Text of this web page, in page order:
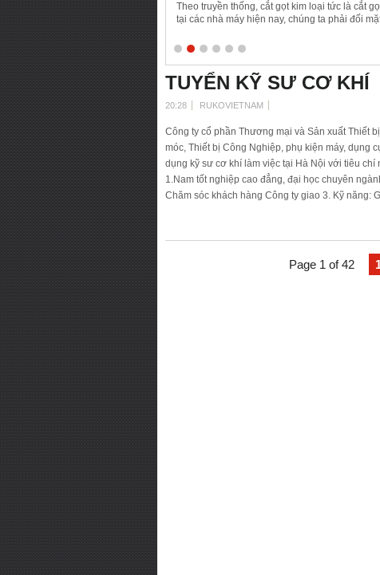
Theo truyền thống, cắt gọt kim loại tức là cắt
tại các nhà máy hiện nay, chúng ta phải đối
với hợp kim thép truyền thống và có thể thực
TUYỂN KỸ SƯ CƠ KHÍ
20:28 RUKOVIETNAM
Công ty cổ phần Thương mại và Sản xuất Thiết
móc, Thiết bị Công Nghiệp, phụ kiện máy, dụng
dụng kỹ sư cơ khí làm việc tại Hà Nội với tiêu
1.Nam tốt nghiệp cao đẳng, đại học chuyên
Chăm sóc khách hàng Công ty giao 3. Kỹ năng:
Page 1 of 42